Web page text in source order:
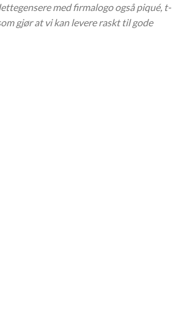
med firmalogo også piqué, t-
gjør at vi kan levere raskt til gode